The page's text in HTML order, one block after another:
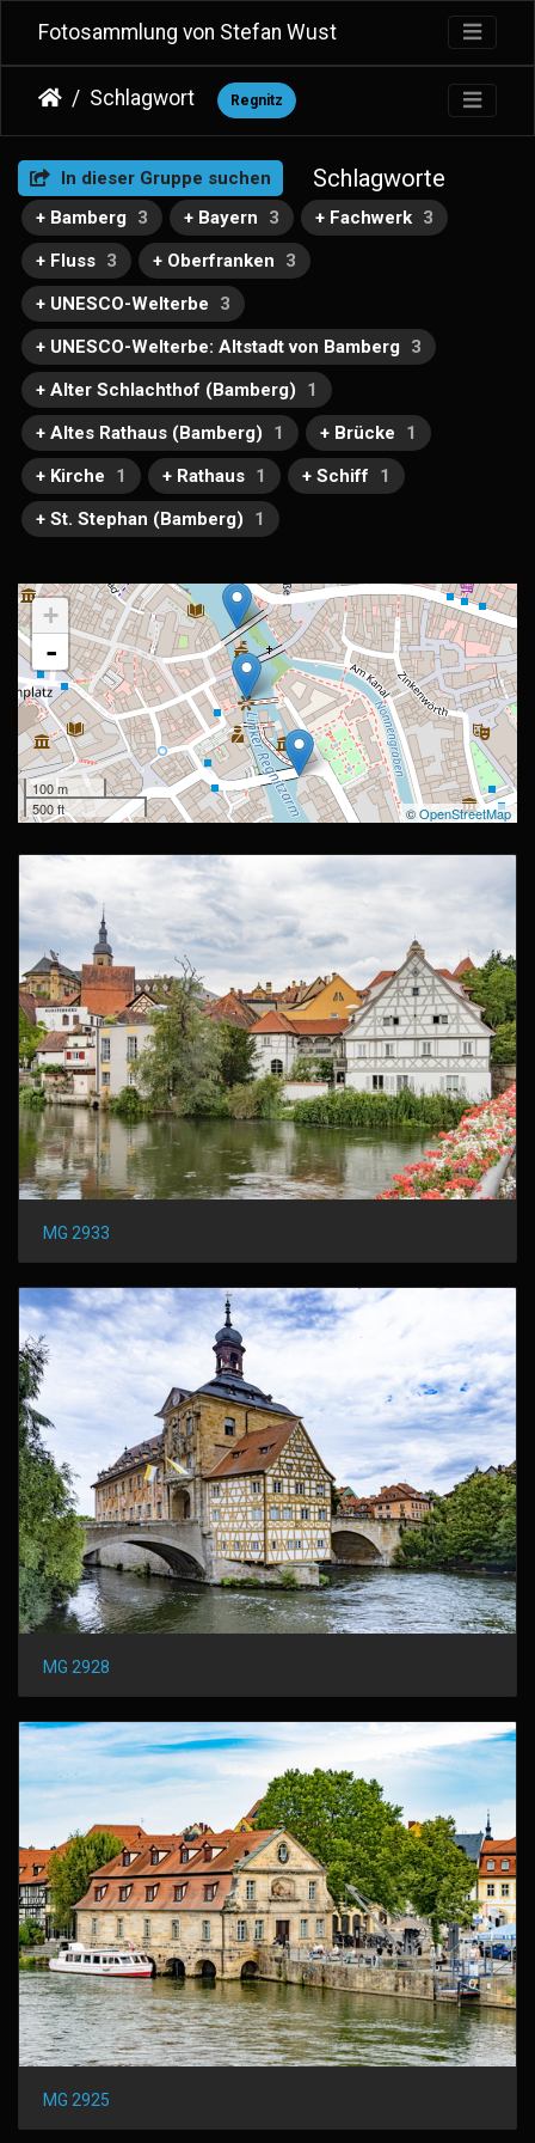
Fotosammlung von Stefan Wust
Schlagwort Regnitz
In dieser Gruppe suchen Schlagworte
+ Bamberg 3 + Bayern 3 + Fachwerk 3
+ Fluss 3 + Oberfranken
3
+ UNESCO-Welterbe
3
+ UNESCO-Welterbe: Altstadt von Bamberg
3
+ Alter Schlachthof (Bamberg)
1
+ Altes Rathaus (Bamberg)
1 + Brücke
1
+ Kirche
1 + Rathaus 1 + Schiff
1
+ St. Stephan (Bamberg)
1
+
-
100 m
500 ft
©OpenStreetMap
MG 2933
MG 2928
MG 2925